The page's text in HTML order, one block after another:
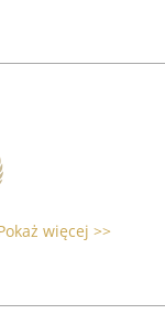
więcej >>